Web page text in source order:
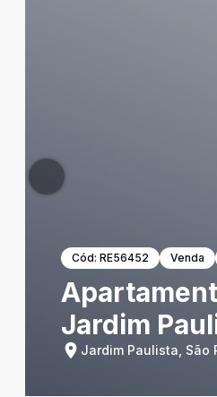
Cód: RE56452 Venda
Jardim
Jardim Paulista, São